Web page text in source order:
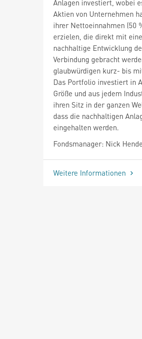
Anlagen investiert, wobei
Aktien von Unternehmen
ihrer Nettoeinnahmen (50
erzielen, die direkt mit
nachhaltige Entwicklung
Verbindung gebracht
glaubwürdigen kurz- bis
Das Portfolio investiert in
Größe und aus jedem
ihren Sitz in der ganzen
dass die nachhaltigen
eingehalten werden.
Fondsmanager: Nick
Weitere Informationen